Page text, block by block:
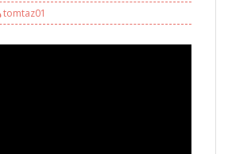
tomtaz01